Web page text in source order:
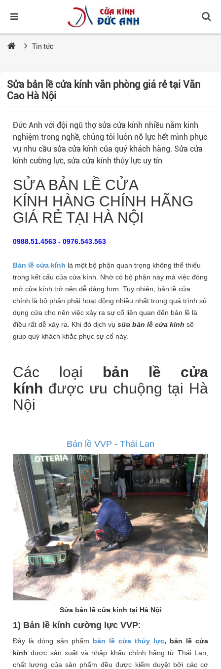
Tin tức
Sửa bản lề cửa kính văn phòng giá rẻ tại Văn
Cao Hà Nội
Đức Anh với đội ngũ thợ sửa cửa kính nhiều năm kinh
nghiệm trong nghề, chúng tôi luôn nỗ lực hết mình phục
vụ nhu cầu sửa cửa kính của quý khách hàng. Sửa cửa
kính cường lực, sửa cửa kính thủy lực uy tín
SỬA BẢN LỀ CỬA
KÍNH HÀNG CHÍNH HÃNG
GIÁ RẺ TẠI HÀ NỘI
0988.51.4563 - 0976.543.563
Bản lề cửa kính là một bộ phận quan trọng không thể thiếu
trong kết cấu của cửa kính. Nhờ có bộ phận này mà việc đóng
mở cửa kính trở nên dễ dàng hơn. Tuy nhiên, bản lề cửa
chính là bộ phận phải hoạt động nhiều nhất trong quá trình sử
dụng cửa cho nên việc xảy ra sự cố liên quan đến bản lề là
điều rất dễ xảy ra. Khi đó dịch vụ sửa bản lề cửa kính sẽ
giúp quý khách khắc phục sự cố này.
Các loại bản lề cửa
kính được ưu chuộng tại Hà
Nội
Bản lề VVP - Thái Lan
Sửa bản lề cửa kính tại Hà Nội
1) Bản lề kính cường lực VVP:
Đây là dòng sản phẩm bản lề cửa thủy lực, bản lề cửa
kính được sản xuất và nhập khẩu chính hãng từ Thái Lan;
chất lượng của sản phẩm đều được kiểm duyệt bởi các cơ